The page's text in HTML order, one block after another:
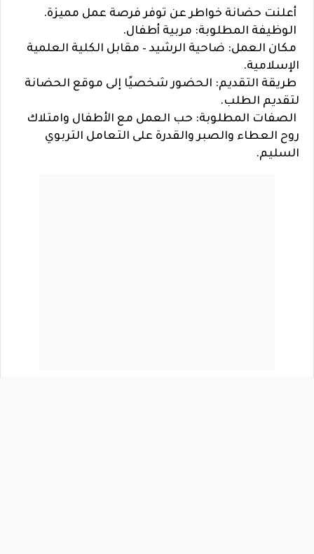
أعلنت حضانة خواطر عن توفر فرصة عمل مميزة.
الوظيفة المطلوبة: مربية أطفال.
مكان العمل: ضاحية الرشيد – مقابل الكلية العلمية
الإسلامية.
طريقة التقديم: الحضور شخصيًا إلى موقع الحضانة
لتقديم الطلب.
الصفات المطلوبة: حب العمل مع الأطفال وامتلاك
روح العطاء والصبر والقدرة على التعامل التربوي
السليم.